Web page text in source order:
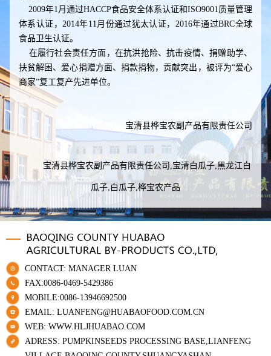
2009年1月通过HACCP食品安全体系认证和ISO9001质量管理
体系认证，2014年11月份通过犹太认证，2016年通过BRC全球
食品卫生认证。
在履行社会责任方面，在抗洪抢险、抗击疫情、捐赠助学、
扶贫解困、爱心捐赠方面、捐款捐物，贡献突出，被评为“爱心
商家”复工复产先进单位。
宝清县桦宝农副产品有限责任公司
宝清县桦宝农副产品有限责任公司,宝清白瓜子,黑龙江白
瓜子,白瓜子,桦宝农产品
CONTACT: MANAGER LUAN
FAX:0086-0469-5429386
MOBILE:0086-13946692500
EMAIL: LUANFENG@HUABAOFOOD.COM.CN
WEB: WWW.HLJHUABAO.COM
ADRESS: PUMPKINSEEDS PROCESSING BASE,LIANFENG